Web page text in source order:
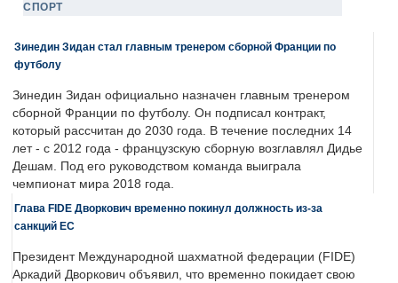
СПОРТ
Зинедин Зидан стал главным тренером сборной Франции по
футболу
Зинедин Зидан официально назначен главным тренером
сборной Франции по футболу. Он подписал контракт,
который рассчитан до 2030 года. В течение последних 14
лет - с 2012 года - французскую сборную возглавлял Дидье
Дешам. Под его руководством команда выиграла
чемпионат мира 2018 года.
Глава FIDE Дворкович временно покинул должность из-за
санкций ЕС
Президент Международной шахматной федерации (FIDE)
Аркадий Дворкович объявил, что временно покидает свою